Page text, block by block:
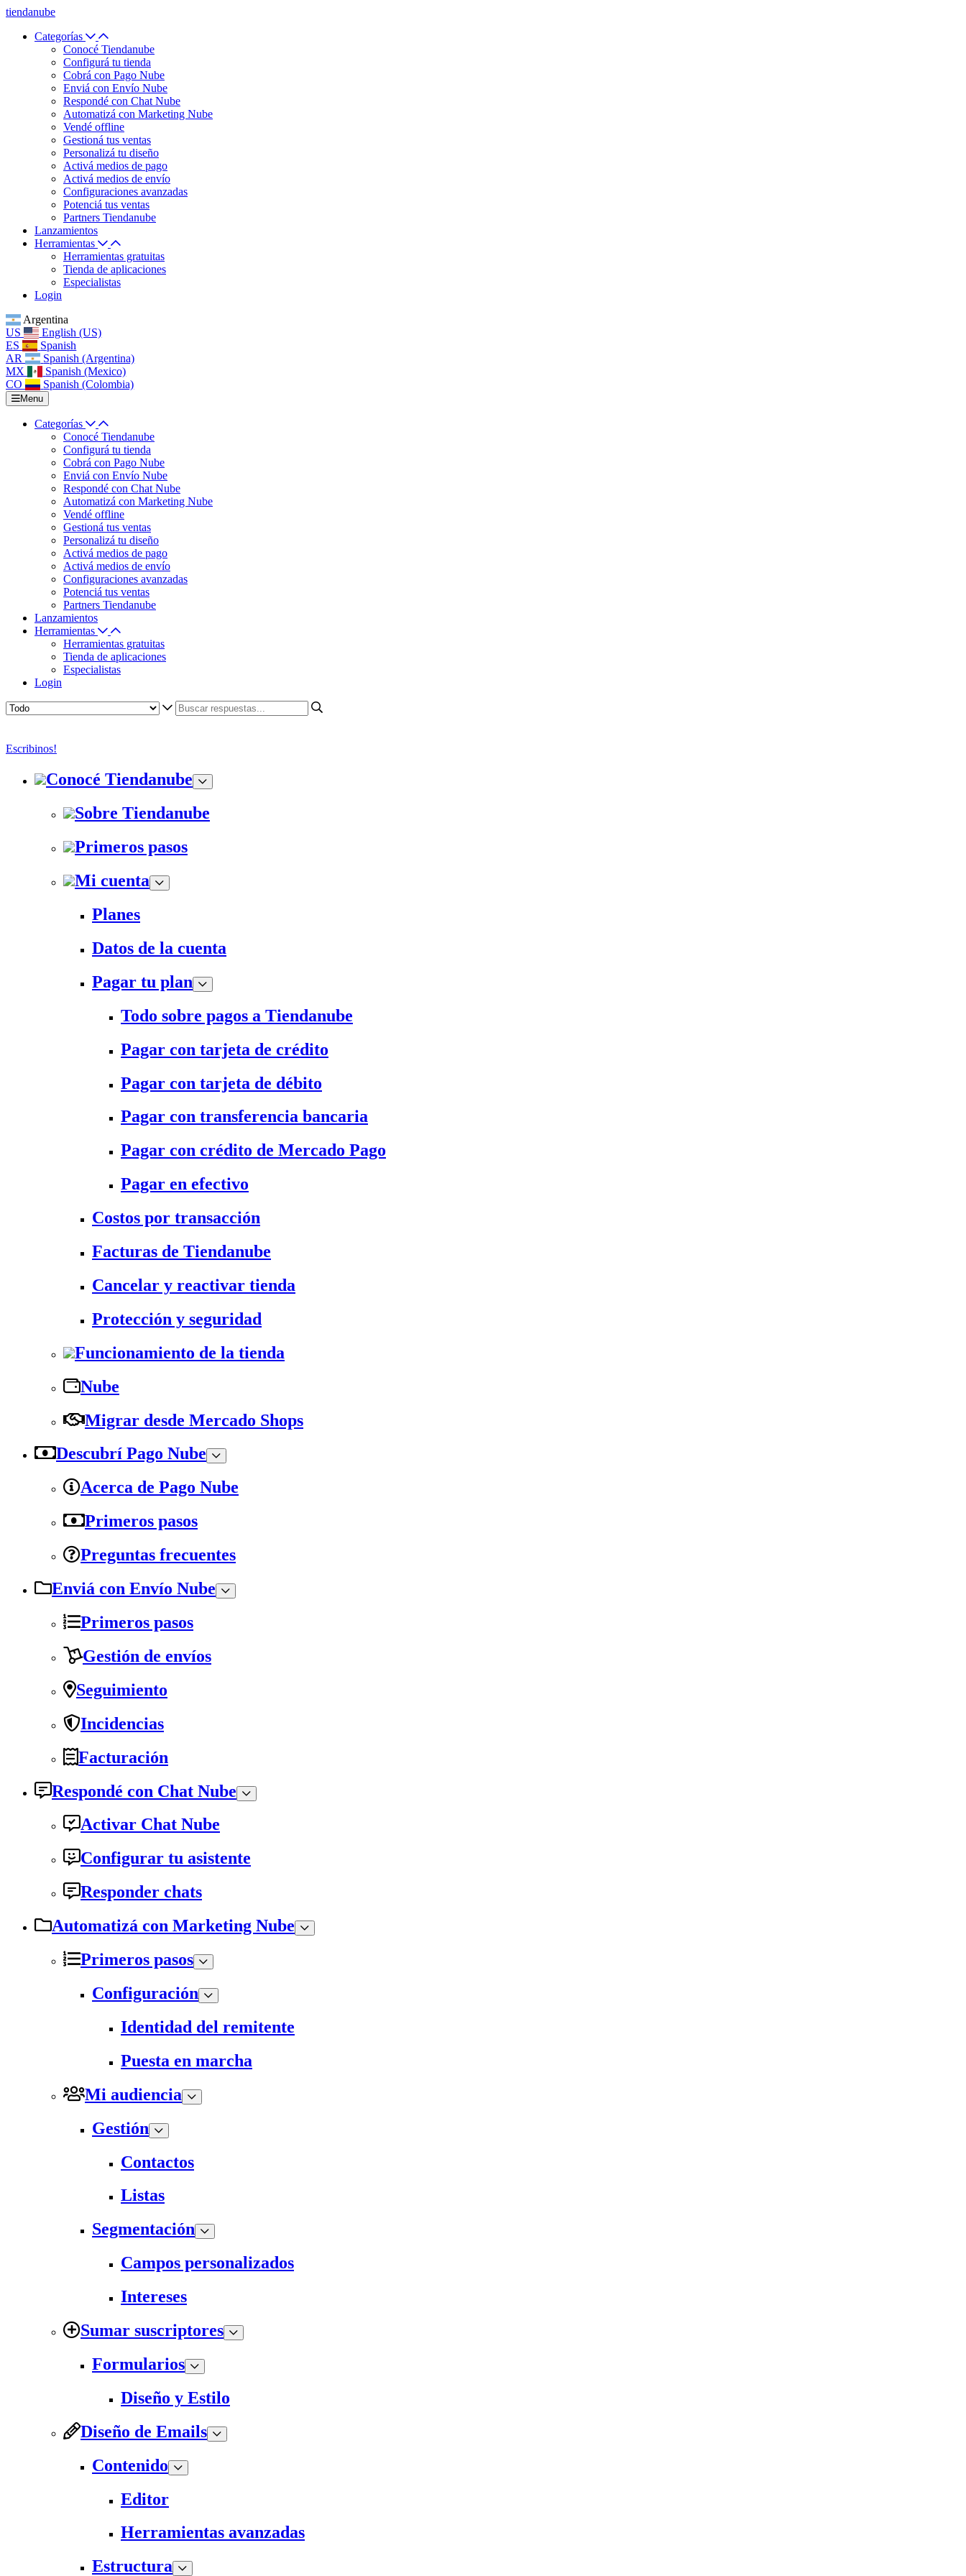
tiendanube
Categorías
Conocé Tiendanube
Configurá tu tienda
Cobrá con Pago Nube
Enviá con Envío Nube
Respondé con Chat Nube
Automatizá con Marketing Nube
Vendé offline
Gestioná tus ventas
Personalizá tu diseño
Activá medios de pago
Activá medios de envío
Configuraciones avanzadas
Potenciá tus ventas
Partners Tiendanube
Lanzamientos
Herramientas
Herramientas gratuitas
Tienda de aplicaciones
Especialistas
Login
Argentina
US
English (US)
ES
Spanish
AR
Spanish (Argentina)
MX
Spanish (Mexico)
CO
Spanish (Colombia)
Menu
Categorías
Conocé Tiendanube
Configurá tu tienda
Cobrá con Pago Nube
Enviá con Envío Nube
Respondé con Chat Nube
Automatizá con Marketing Nube
Vendé offline
Gestioná tus ventas
Personalizá tu diseño
Activá medios de pago
Activá medios de envío
Configuraciones avanzadas
Potenciá tus ventas
Partners Tiendanube
Lanzamientos
Herramientas
Herramientas gratuitas
Tienda de aplicaciones
Especialistas
Login
Escribinos!
Conocé Tiendanube
Sobre Tiendanube
Primeros pasos
Mi cuenta
Planes
Datos de la cuenta
Pagar tu plan
Todo sobre pagos a Tiendanube
Pagar con tarjeta de crédito
Pagar con tarjeta de débito
Pagar con transferencia bancaria
Pagar con crédito de Mercado Pago
Pagar en efectivo
Costos por transacción
Facturas de Tiendanube
Cancelar y reactivar tienda
Protección y seguridad
Funcionamiento de la tienda
Nube
Migrar desde Mercado Shops
Descubrí Pago Nube
Acerca de Pago Nube
Primeros pasos
Preguntas frecuentes
Enviá con Envío Nube
Primeros pasos
Gestión de envíos
Seguimiento
Incidencias
Facturación
Respondé con Chat Nube
Activar Chat Nube
Configurar tu asistente
Responder chats
Automatizá con Marketing Nube
Primeros pasos
Configuración
Identidad del remitente
Puesta en marcha
Mi audiencia
Gestión
Contactos
Listas
Segmentación
Campos personalizados
Intereses
Sumar suscriptores
Formularios
Diseño y Estilo
Diseño de Emails
Contenido
Editor
Herramientas avanzadas
Estructura